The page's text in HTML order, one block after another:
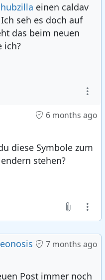
hubzilla einen caldav
seh es doch auf
das beim neuen
ich?
6 months ago
diese Symbole zum
stehen?
7 months ago
Post immer noch